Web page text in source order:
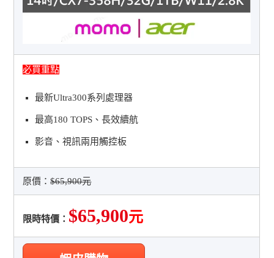
必買重點
最新Ultra300系列處理器
最高180 TOPS、長效續航
影音、視訊兩用觸控板
原價：$65,900元
限時特價： $65,900元